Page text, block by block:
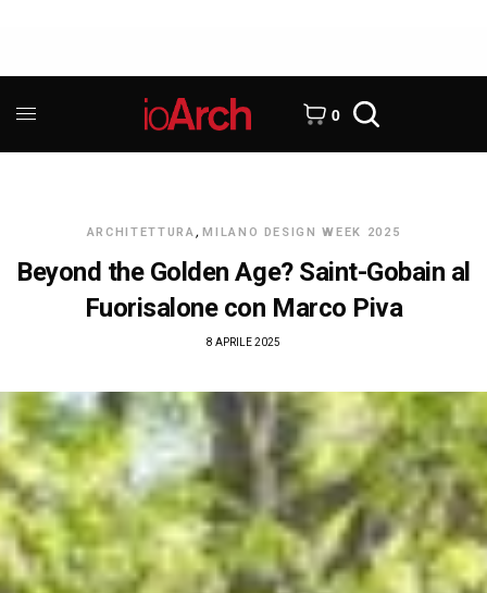
0
ARCHITETTURA, MILANO DESIGN WEEK 2025
Beyond the Golden Age? Saint-Gobain al
Fuorisalone con Marco Piva
8 APRILE 2025